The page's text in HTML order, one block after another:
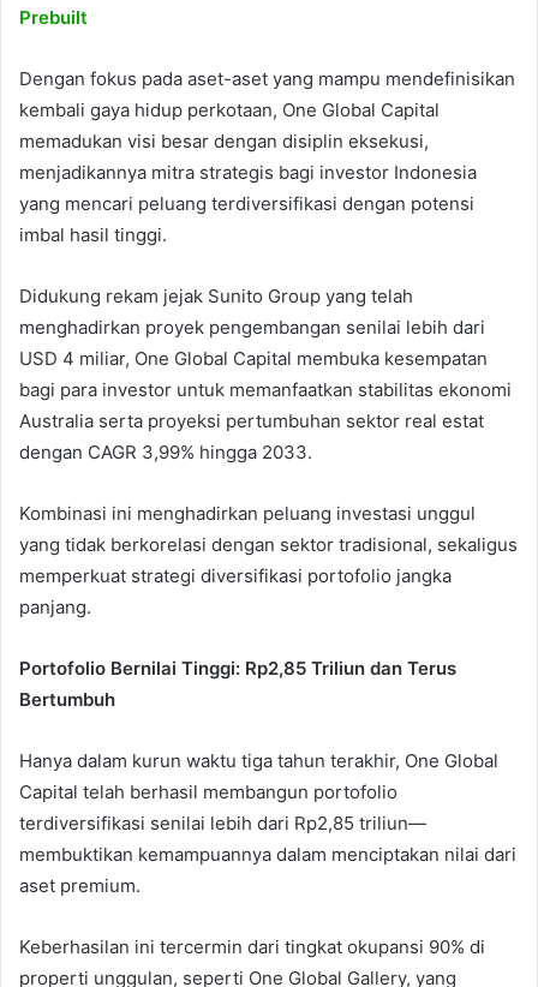
Prebuilt
Dengan fokus pada aset-aset yang mampu mendefinisikan
kembali gaya hidup perkotaan, One Global Capital
memadukan visi besar dengan disiplin eksekusi,
menjadikannya mitra strategis bagi investor Indonesia
yang mencari peluang terdiversifikasi dengan potensi
imbal hasil tinggi.
Didukung rekam jejak Sunito Group yang telah
menghadirkan proyek pengembangan senilai lebih dari
USD 4 miliar, One Global Capital membuka kesempatan
bagi para investor untuk memanfaatkan stabilitas ekonomi
Australia serta proyeksi pertumbuhan sektor real estat
dengan CAGR 3,99% hingga 2033.
Kombinasi ini menghadirkan peluang investasi unggul
yang tidak berkorelasi dengan sektor tradisional, sekaligus
memperkuat strategi diversifikasi portofolio jangka
panjang.
Portofolio Bernilai Tinggi: Rp2,85 Triliun dan Terus
Bertumbuh
Hanya dalam kurun waktu tiga tahun terakhir, One Global
Capital telah berhasil membangun portofolio
terdiversifikasi senilai lebih dari Rp2,85 triliun—
membuktikan kemampuannya dalam menciptakan nilai dari
aset premium.
Keberhasilan ini tercermin dari tingkat okupansi 90% di
properti unggulan, seperti One Global Gallery, yang